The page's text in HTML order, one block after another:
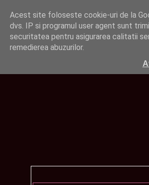
Acest site foloseste cookie-uri de la
dvs. IP si programul user agent sunt
securitatea pentru asigurarea calitatii
remedierea abuzurilor.